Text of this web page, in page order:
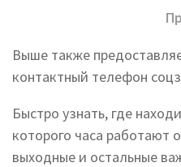
Выше также
контактный телефон
Быстро узнать, где
которого часа работают
выходные и остальные